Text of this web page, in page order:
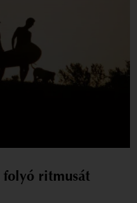
folyó ritmusát